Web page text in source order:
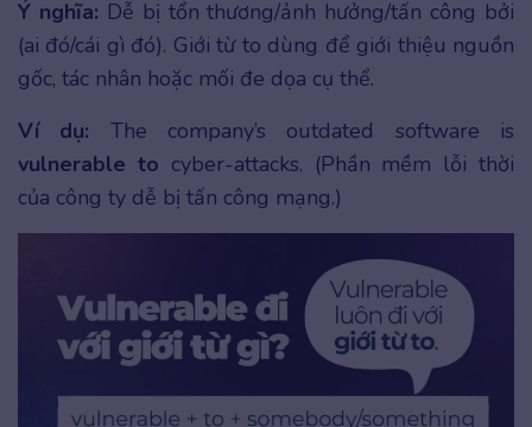
Ý nghĩa: Dễ bị tổn thương/ảnh hưởng/tấn công bởi
(ai đó/cái gì đó). Giới từ to dùng để giới thiệu nguồn
gốc, tác nhân hoặc mối đe dọa cụ thể.
Ví dụ: The company’s outdated software is
vulnerable to cyber-attacks. (Phần mềm lỗi thời
của công ty dễ bị tấn công mạng.)